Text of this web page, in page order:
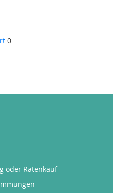
0
oder Ratenkauf